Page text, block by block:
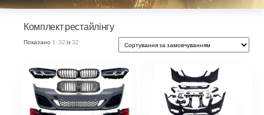
Комплект рестайлінгу
Показано 1–32 із 32